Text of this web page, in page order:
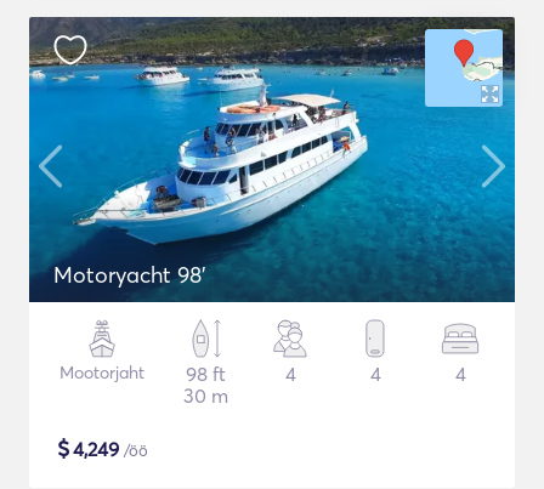
Motoryacht 98'
Mootorjaht
98 ft
30 m
4 4 4
$4,249 /öö